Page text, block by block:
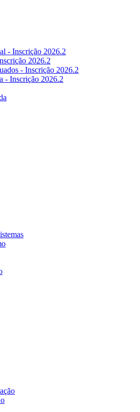
- Inscrição 2026.2
2026.2
- Inscrição 2026.2
- Inscrição 2026.2